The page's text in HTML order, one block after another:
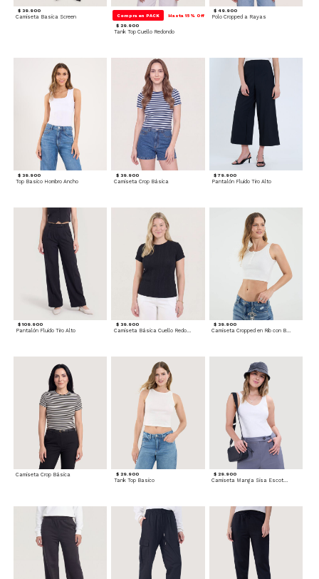
$ 39.900
Camiseta Basica Screen Compra en PACK Hasta 15% Off
$ 29.900
Tank Top Cuello Redondo
$ 49.900
Polo Cropped a Rayas
$ 39.900
Top Basico Hombro Ancho
$ 39.900
Camiseta Crop Básica
$ 79.900
Pantalón Fluido Tiro Alto
$ 109.900
Pantalón Fluido Tiro Alto
$ 39.900
Camiseta Básica Cuello Redondo
$ 39.900
Camiseta Cropped en Rib con Botones
Camiseta Crop Básica $ 29.900
Tank Top Basico
$ 29.900
Camiseta Manga Sisa Escotada